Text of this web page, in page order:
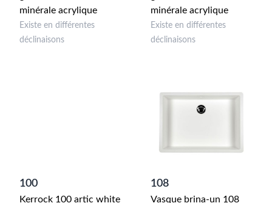
minérale acrylique
Existe en différentes
déclinaisons
minérale acrylique
Existe en différentes
déclinaisons
100
Kerrock 100 artic white
108
Vasque brina-un 108